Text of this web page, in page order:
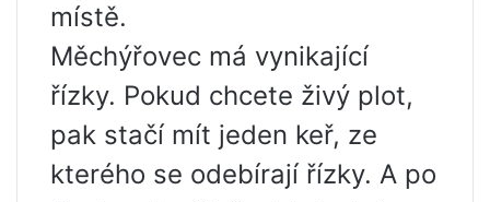
místě.
Měchýřovec má vynikající
řízky. Pokud chcete živý plot,
pak stačí mít jeden keř, ze
kterého se odebírají řízky. A po